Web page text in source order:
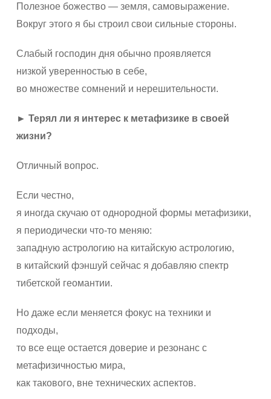
Полезное божество — земля, самовыражение.
Вокруг этого я бы строил свои сильные стороны.
Слабый господин дня обычно проявляется
низкой уверенностью в себе,
во множестве сомнений и нерешительности.
► Терял ли я интерес к метафизике в своей
жизни?
Отличный вопрос.
Если честно,
я иногда скучаю от однородной формы метафизики,
я периодически что-то меняю:
западную астрологию на китайскую астрологию,
в китайский фэншуй сейчас я добавляю спектр
тибетской геомантии.
Но даже если меняется фокус на техники и
подходы,
то все еще остается доверие и резонанс с
метафизичностью мира,
как такового, вне технических аспектов.